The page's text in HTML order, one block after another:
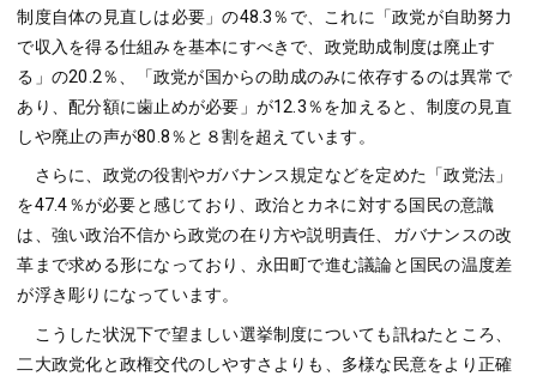
制度自体の見直しは必要」の48.3％で、これに「政党が自助努力
で収入を得る仕組みを基本にすべきで、政党助成制度は廃止す
る」の20.2％、「政党が国からの助成のみに依存するのは異常で
あり、配分額に歯止めが必要」が12.3％を加えると、制度の見直
しや廃止の声が80.8％と８割を超えています。
さらに、政党の役割やガバナンス規定などを定めた「政党法」
を47.4％が必要と感じており、政治とカネに対する国民の意識
は、強い政治不信から政党の在り方や説明責任、ガバナンスの改
革まで求める形になっており、永田町で進む議論と国民の温度差
が浮き彫りになっています。
こうした状況下で望ましい選挙制度についても訊ねたところ、
二大政党化と政権交代のしやすさよりも、多様な民意をより正確